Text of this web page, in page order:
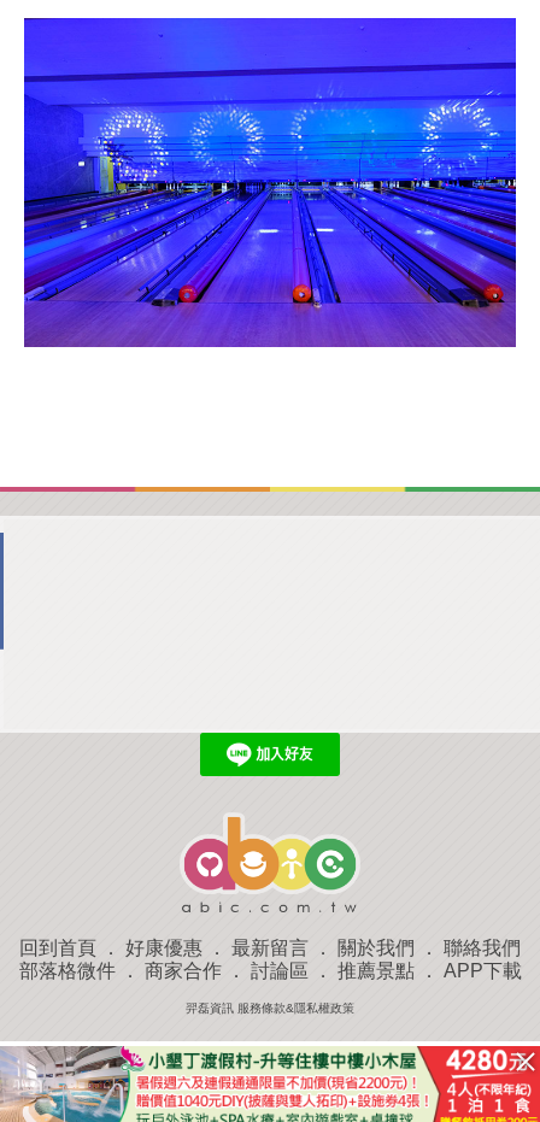
回到首頁 ． 好康優惠 ． 最新留言 ． 關於我們 ． 聯絡我們
部落格微件． 商家合作． 討論區 ． 推薦景點． APP下載
羿磊資訊 服務條款&隱私權政策